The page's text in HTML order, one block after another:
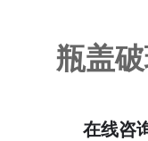
瓶盖
在线咨